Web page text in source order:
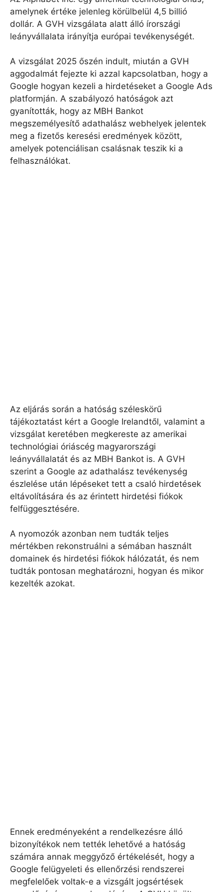
amelynek értéke jelenleg körülbelül 4,5 billió
dollár. A GVH vizsgálata alatt álló írországi
leányvállalata irányítja európai tevékenységét.
A vizsgálat 2025 őszén indult, miután a GVH
aggodalmát fejezte ki azzal kapcsolatban, hogy a
Google hogyan kezeli a hirdetéseket a Google Ads
platformján. A szabályozó hatóságok azt
gyanították, hogy az MBH Bankot
megszemélyesítő adathalász webhelyek jelentek
meg a fizetős keresési eredmények között,
amelyek potenciálisan csalásnak teszik ki a
felhasználókat.
Az eljárás során a hatóság széleskörű
tájékoztatást kért a Google Irelandtől, valamint a
vizsgálat keretében megkereste az amerikai
technológiai óriáscég magyarországi
leányvállalatát és az MBH Bankot is. A GVH
szerint a Google az adathalász tevékenység
észlelése után lépéseket tett a csaló hirdetések
eltávolítására és az érintett hirdetési fiókok
felfüggesztésére.
A nyomozók azonban nem tudták teljes
mértékben rekonstruálni a sémában használt
domainek és hirdetési fiókok hálózatát, és nem
tudták pontosan meghatározni, hogyan és mikor
kezelték azokat.
Ennek eredményeként a rendelkezésre álló
bizonyítékok nem tették lehetővé a hatóság
számára annak meggyőző értékelését, hogy a
Google felügyeleti és ellenőrzési rendszerei
megfelelőek voltak-e a vizsgált jogsértések